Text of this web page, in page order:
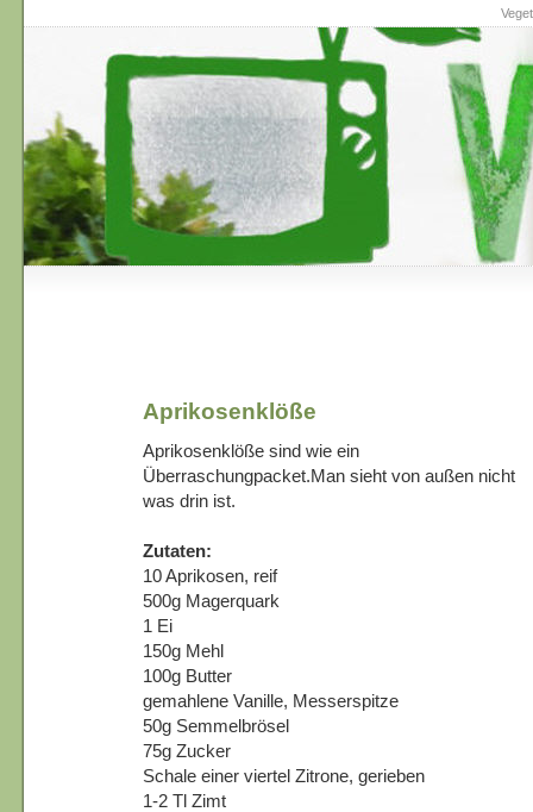
Aprikosenklöße
Aprikosenklöße sind wie ein
Überraschungpacket.Man sieht von außen nicht
was drin ist.
Zutaten:
10 Aprikosen, reif
500g Magerquark
1 Ei
150g Mehl
100g Butter
gemahlene Vanille, Messerspitze
50g Semmelbrösel
75g Zucker
Schale einer viertel Zitrone, gerieben
1-2 Tl Zimt